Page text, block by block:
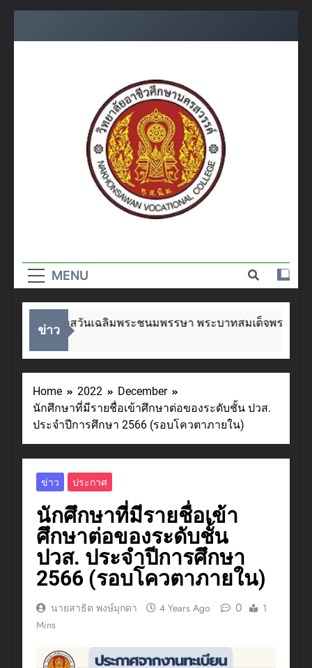
อาชีวศึกษา
นครสวรรค์
MENU
ข่าว
องในโอกาสวันเฉลิมพระชนมพรรษา พระบาทสมเด็จพระเจ้าอ
Home 2022
December
นักศึกษาที่มีรายชื่อเข้าศึกษาต่อของระดับชั้น ปวส.
ประจำปีการศึกษา 2566 (รอบโควตาภายใน)
ข่าว ประกาศ
นักศึกษาที่มีรายชื่อเข้า
ศึกษาต่อของระดับชั้น
ปวส. ประจำปีการศึกษา
2566 (รอบโควตาภายใน)
นายสาธิต พงษ์มุกดา 4 Years Ago 0
1
Mins